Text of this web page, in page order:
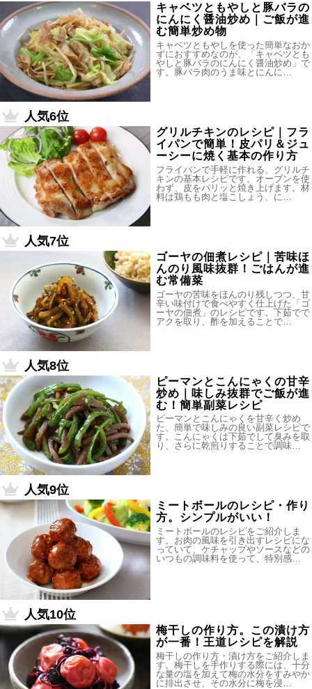
キャベツともやしと豚バラの
にんにく醤油炒め｜ご飯が進
む簡単炒め物
キャベツともやしを使った簡単なおか
ずにおすすめなのが、「キャベツとも
やしと豚バラのにんにく醤油炒め」で
す。豚バラ肉のうま味とにんに…
人気6位
グリルチキンのレシピ｜フラ
イパンで簡単！皮パリ＆ジュ
ーシーに焼く基本の作り方
フライパンで手軽に作れる、グリルチ
キンの基本レシピです。オーブンを使
わず、皮をパリッと焼き上げます。材
料は鶏もも肉と塩こしょう、に…
人気7位
ゴーヤの佃煮レシピ｜苦味ほ
んのり風味抜群！ごはんが進
む常備菜
ゴーヤの苦味をほんのり残しつつ、甘
辛い味付けで食べやすく仕上げた「ゴ
ーヤの佃煮」のレシピです。下茹でで
アクを取り、酢を加えることで…
人気8位
ピーマンとこんにゃくの甘辛
炒め｜味しみ抜群でご飯が進
む！簡単副菜レシピ
ピーマンとこんにゃくを甘辛く炒め
た、簡単で味しみの良い副菜レシピで
す。こんにゃくは下茹でして臭みを取
り、さらに乾煎りすることで調味…
人気9位
ミートボールのレシピ・作り
方。シンプルがいい！
ミートボールのレシピをご紹介しま
す。お肉の風味を引き出すレシピにな
っていて、ケチャップやソースなどの
いつもの調味料を使って、特別感…
人気10位
梅干しの作り方。この漬け方
が一番！王道レシピを解説
梅干しの作り方・漬け方をご紹介しま
す。梅干しを手作りする際には、十分
な量の塩を加えて梅の水分をすみやか
に排出させ、その水分に梅を浸…